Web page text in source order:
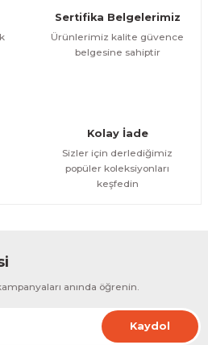
alternatifler olmalı.Sertifika Belgelerimiz
Ürünlerimiz kalite güvence
belgesine sahiptir
Kolay İade
Sizler için derlediğimiz
popüler koleksiyonları
keşfedin
anında öğrenin.
Kaydol